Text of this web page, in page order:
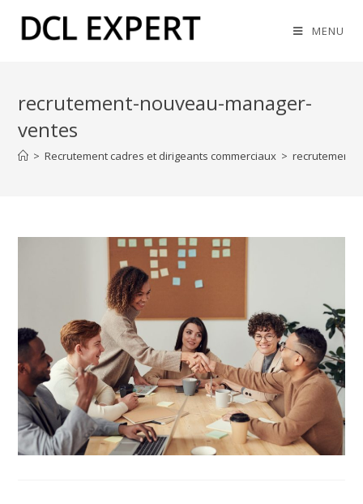
MENU
recrutement-nouveau-manager-
ventes
> Recrutement cadres et dirigeants commerciaux > recrutement-